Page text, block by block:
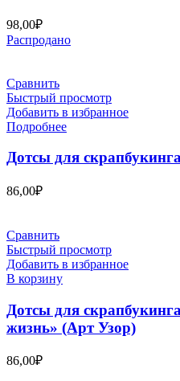
98,00₽
Распродано
Сравнить
Быстрый просмотр
Добавить в избранное
Подробнее
Дотсы для
86,00₽
Сравнить
Быстрый просмотр
Добавить в избранное
В корзину
Дотсы для
жизнь» (Арт Узор)
86,00₽